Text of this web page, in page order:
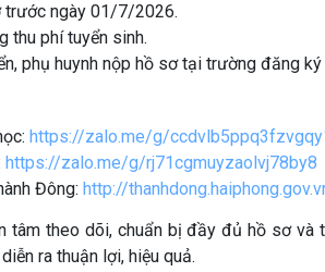
trước ngày 01/7/2026.
thu phí tuyển sinh.
phụ huynh nộp hồ sơ tại trường đăng
https://zalo.me/g/
https://zalo.me/g/rj71cgmuyzaolvj78by8
Đông: http://
tâm theo dõi, chuẩn bị đầy đủ hồ sơ
ra thuận lợi, hiệu quả.